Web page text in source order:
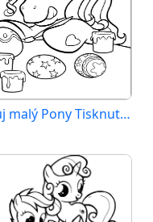
Můj malý Pony Tisknutelný pro Děti